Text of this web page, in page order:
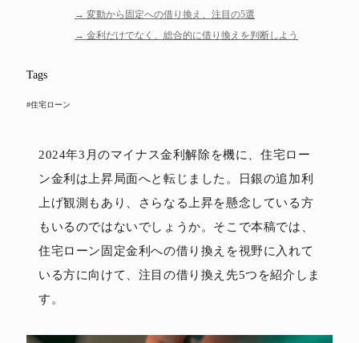
変動から固定への借り換え、注目の5選
金利だけでなく、総合的に借り換えを判断しよう
Tags
#住宅ローン
2024年3月のマイナス金利解除を機に、住宅ロー
ン金利は上昇局面へと転じました。日銀の追加利
上げ観測もあり、さらなる上昇を懸念している方
もいるのではないでしょうか。そこで本稿では、
住宅ローン固定金利への借り換えを視野に入れて
いる方に向けて、注目の借り換え先5つを紹介しま
す。